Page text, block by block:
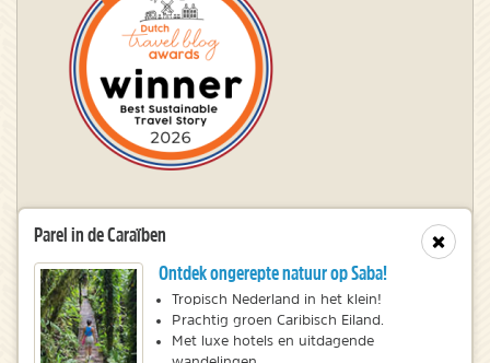
© 2010 – 2026 NatureScanner.nl
Veelgestelde vragen
Sluit
Parel in de Caraïben
Ontdek ongerepte natuur op Saba!
Tropisch Nederland in het klein!
Prachtig groen Caribisch Eiland.
Met luxe hotels en uitdagende